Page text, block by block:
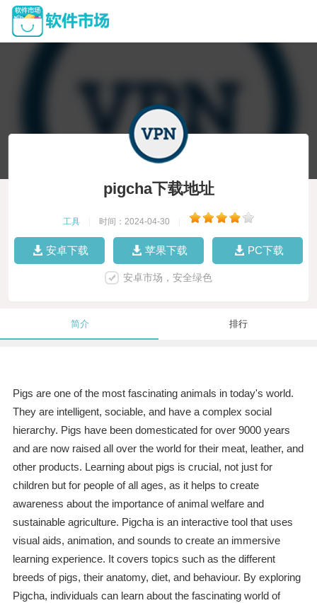
pigcha下载地址
工具 时间：2024-04-30
安卓下载 苹果下载 PC下载
安卓市场，安全绿色
简介 排行
Pigs are one of the most fascinating animals in today's world.
They are intelligent, sociable, and have a complex social
hierarchy. Pigs have been domesticated for over 9000 years
and are now raised all over the world for their meat, leather, and
other products. Learning about pigs is crucial, not just for
children but for people of all ages, as it helps to create
awareness about the importance of animal welfare and
sustainable agriculture. Pigcha is an interactive tool that uses
visual aids, animation, and sounds to create an immersive
learning experience. It covers topics such as the different
breeds of pigs, their anatomy, diet, and behaviour. By exploring
Pigcha, individuals can learn about the fascinating world of